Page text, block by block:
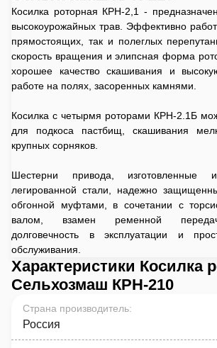
Косилка роторная КРН-2,1 -
высокоурожайных трав. Эффективно
прямостоящих, так и полеглых
скорость вращения и элипсная форма
хорошее качество скашивания и
работе на полях, засоренных камнями.
Косилка с четырмя роторами КРН-2.1Б
для подкоса пастбищ, скашивания
крупных сорняков.
Шестерни привода, изготовленные
легированной стали, надежно
обгонной муфтами, в сочетании с
валом, взамен ременной
долговечность в эксплуатации и
обслуживания.
Характеристики Косилка
Сельхозмаш КРН-210
Страна производитель:
Россия